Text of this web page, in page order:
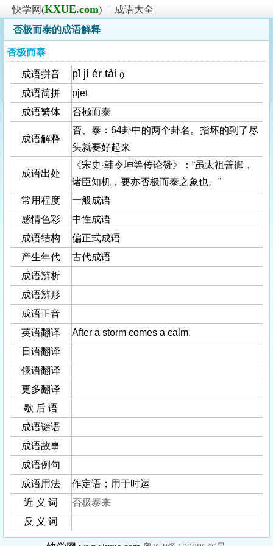
快学网(KXUE.com) |
成语大全
否极而泰的成语解释
否极而泰
成语拼音 pǐ jí ér tài ()
成语简拼
pjet
成语繁体
否極而泰
成语解释
否、泰：64卦中的两个卦名。指坏的到了尽
头就要好起来
成语出处
《宋史·韩令坤等传论赞》：“虽太祖善御，
诸臣知机，要亦否极而泰之象也。”
常用程度
一般成语
感情色彩
中性成语
成语结构
偏正式成语
产生年代
古代成语
成语辨析
成语辨形
成语正音
英语翻译
After a storm comes a calm.
日语翻译
俄语翻译
更多翻译
歇 后 语
成语谜语
成语故事
成语例句
成语用法
作定语；用于时运
近 义 词
否极泰来
反 义 词